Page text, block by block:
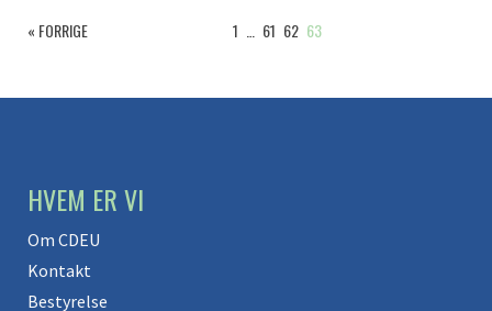
« FORRIGE 1 61 62 63
HVEM ER VI
Om CDEU
Kontakt
Bestyrelse